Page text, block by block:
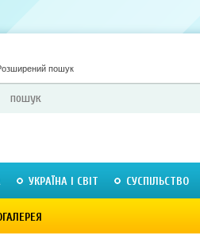
пошук
УКРАЇНА І СВІТ СУСПІЛЬСТВО